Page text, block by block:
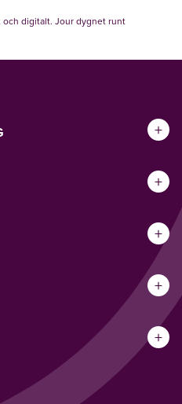
och digitalt. Jour dygnet runt
+
+
+
+
+